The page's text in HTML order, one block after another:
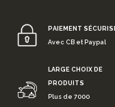
PAIEMENT
Avec CB et Paypal
LARGE CHOIX DE
PRODUITS
Plus de 7000